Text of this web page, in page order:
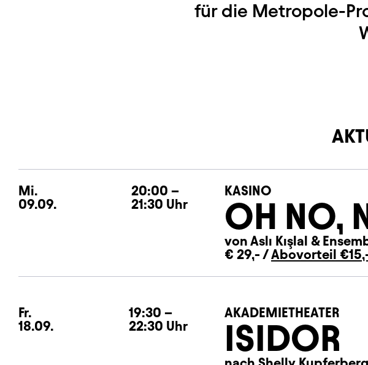
für die Metropole-
Mi.
09.09.
20:00 –
21:30 Uhr
KASINO
OH NO,
von Aslı Kışlal &
€ 29,- /Abovorteil
Fr.
18.09.
19:30 –
22:30 Uhr
AKADEMIETHEATER
ISIDOR